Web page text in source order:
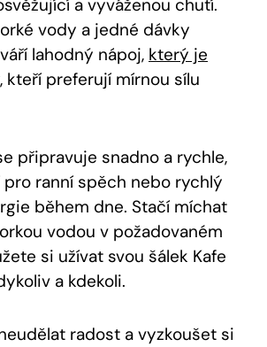
a vyváženou chutí.
vody a jedné dávky
lahodný nápoj, který je
,⁤ kteří preferují⁣ mírnou sílu
připravuje snadno a rychle,
⁢pro ranní spěch nebo rychlý
během dne. ⁤Stačí míchat
vodou v požadovaném
si užívat svou⁣ šálek Kafe
a kdekoli.
radost‍ a⁤ vyzkoušet si⁤